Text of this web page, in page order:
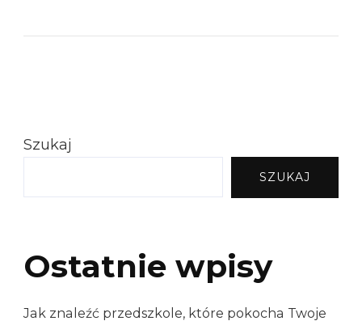
Szukaj
SZUKAJ
Ostatnie wpisy
Jak znaleźć przedszkole, które pokocha Twoje